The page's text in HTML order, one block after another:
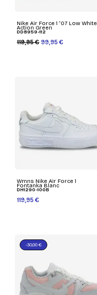
Nike Air Force 1 '07 Low White
Action Green
DD8959-112
119,95 € 99,95 €
Wmns Nike Air Force 1
Fontanka Blanc
DH1290-100B
119,95 €
-30,00 €